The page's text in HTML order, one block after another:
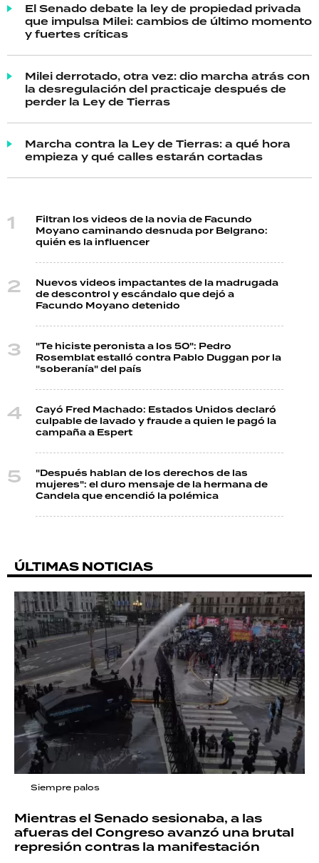
El Senado debate la ley de propiedad privada
que impulsa Milei: cambios de último momento
y fuertes críticas
Milei derrotado, otra vez: dio marcha atrás con
la desregulación del practicaje después de
perder la Ley de Tierras
Marcha contra la Ley de Tierras: a qué hora
empieza y qué calles estarán cortadas
Filtran los videos de la novia de Facundo
Moyano caminando desnuda por Belgrano:
quién es la influencer
Nuevos videos impactantes de la madrugada
de descontrol y escándalo que dejó a
Facundo Moyano detenido
"Te hiciste peronista a los 50": Pedro
Rosemblat estalló contra Pablo Duggan por la
"soberanía" del país
Cayó Fred Machado: Estados Unidos declaró
culpable de lavado y fraude a quien le pagó la
campaña a Espert
"Después hablan de los derechos de las
mujeres": el duro mensaje de la hermana de
Candela que encendió la polémica
ÚLTIMAS NOTICIAS
Siempre palos
Mientras el Senado sesionaba, a las
afueras del Congreso avanzó una brutal
represión contras la manifestación